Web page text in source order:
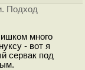
Подход
много
- вот я
сервак под